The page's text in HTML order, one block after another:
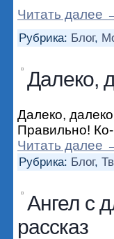
Читать далее
Рубрика: Блог,
Далеко,
Далеко,
Правильно!
Читать далее
Рубрика: Блог,
Ангел с
рассказ